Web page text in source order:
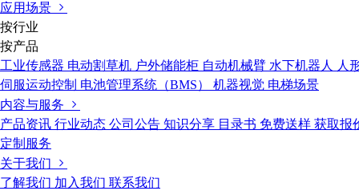
应用场景
按行业
按产品
工业传感器 电动割草机 户外储能柜 自动机械臂 水下机器人
人
伺服运动控制 电池管理系统（BMS） 机器视觉 电梯场景
内容与服务
产品资讯 行业动态 公司公告 知识分享 目录书 免费送样 获取报
定制服务
关于我们
了解我们 加入我们 联系我们